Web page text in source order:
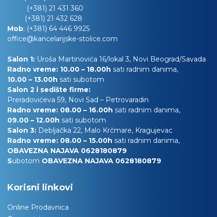
(+381) 21 431 360
(+381) 21 432 628
Mob: (+381) 64 446 9925
office@kancelarijske-stolice.com
Salon 1: Uroša Martinovića 16/lokal 3, Novi Beograd/Savada
Radno vreme: 10.00 – 18.00h sati radnim danima,
10.00 – 13.00h sati subotom
Salon 2 i sedište firme:
Preradovićeva 59, Novi Sad – Petrovaradin
Radno vreme: 08.00 – 16.00h sati radnim danima,
09.00 – 12.00h sati subotom
Salon 3: Debljačka 22, Malo Krčmare, Kragujevac
Radno vreme: 08.00 – 15.00h sati radnim danima,
OBAVEZNA NAJAVA 0628180879
Subotom OBAVEZNA NAJAVA 0628180879
Korisni linkovi
Online Prodavnica